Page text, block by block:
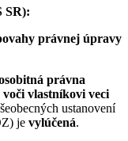
SR):
právnej úpravy
právna
vlastníkovi veci
ustanovení
je vylúčená.